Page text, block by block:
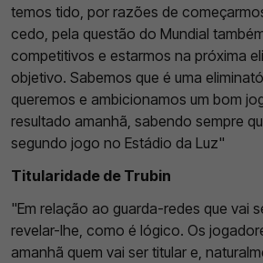
temos tido, por razões de
cedo, pela questão do Mundial
competitivos e estarmos na próxima
objetivo. Sabemos que é uma
queremos e ambicionamos um bom
resultado amanhã, sabendo sempre
segundo jogo no Estádio da Luz"
Titularidade de Trubin
"Em relação ao guarda-redes que vai
revelar-lhe, como é lógico. Os
amanhã quem vai ser titular e,